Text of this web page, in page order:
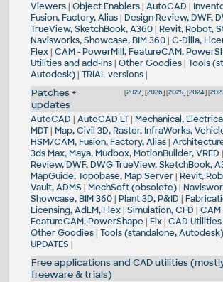
Viewers| Object Enablers| AutoCAD |
Fusion, Factory, Alias| Design Review, DWF,
TrueView, SketchBook, A360| Revit, Robot,
Navisworks, Showcase, BIM 360| C-Dilla,
Flex| CAM - PowerMill, FeatureCAM,
Utilities and add-ins| Other Goodies| Tools
Autodesk)| TRIAL versions|
[2027] [2026] [2025] [2024] [
Patches +
updates
AutoCAD | AutoCAD LT| Mechanical,
MDT| Map, Civil 3D, Raster, InfraWorks,
HSM/CAM, Fusion, Factory, Alias|
3ds Max, Maya, Mudbox, MotionBuilder, VRED |
Review, DWF, DWG TrueView, SketchBook,
MapGuide, Topobase, Map Server| Revit,
Vault, ADMS | MechSoft (obsolete)|
Showcase, BIM 360| Plant 3D, P&ID |
Licensing, AdLM, Flex| Simulation, CFD | CAM
FeatureCAM, PowerShape| Fix| CAD
Other Goodies| Tools (standalone, Autodesk)
UPDATES |
Free applications and CAD utilities
freeware & trials)